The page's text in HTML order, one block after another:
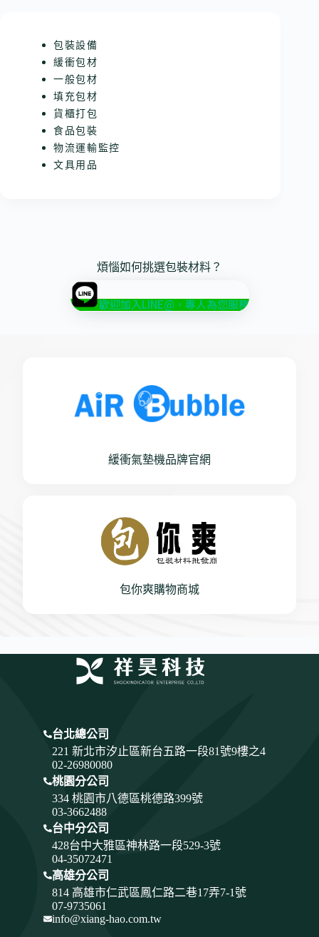
包裝設備
緩衝包材
一般包材
填充包材
貨櫃打包
食品包裝
物流運輸監控
文具用品
煩惱如何挑選包裝材料？
歡迎加入LINE@，專人為您服務
緩衝氣墊機品牌官網
包你爽購物商城
台北總公司
221 新北市汐止區新台五路一段81號9樓之4
02-26980080
桃園分公司
334 桃園市八德區桃德路399號
03-3662488
台中分公司
428台中大雅區神林路一段529-3號
04-35072471
高雄分公司
814 高雄市仁武區鳳仁路二巷17弄7-1號
07-9735061
info@xiang-hao.com.tw